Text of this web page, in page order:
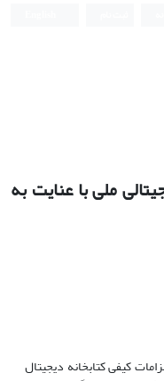
ملی با عنایت به
کیفی کتابخانه دیجیتال